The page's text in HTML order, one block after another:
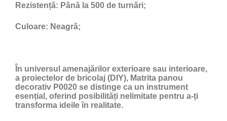
Rezistență: Până la 500 de turnări;
Culoare: Neagră;
În universul amenajărilor exterioare sau interioare,
a proiectelor de bricolaj (DIY), Matrita panou
decorativ P0020 se distinge ca un instrument
esențial, oferind posibilități nelimitate pentru a-ți
transforma ideile în realitate.